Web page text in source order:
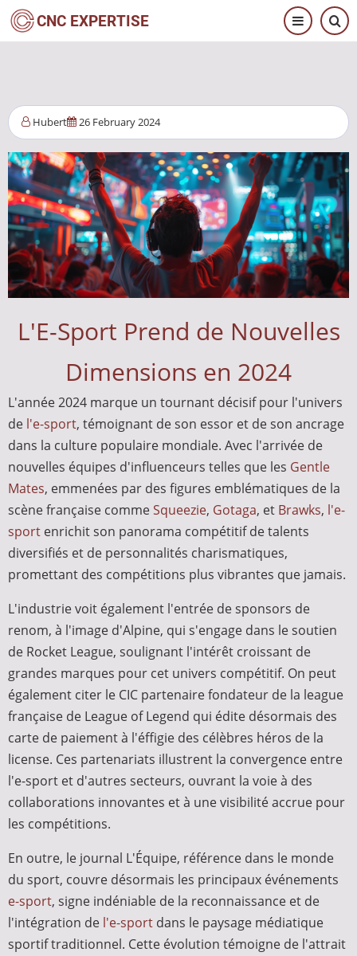
Skip
to
CNC EXPERTISE
Hubert 26 February 2024
L'E-Sport Prend de Nouvelles
Dimensions en 2024
L'année 2024 marque un tournant décisif pour l'univers
de l'e-sport, témoignant de son essor et de son ancrage
dans la culture populaire mondiale. Avec l'arrivée de
nouvelles équipes d'influenceurs telles que les Gentle
Mates, emmenées par des figures emblématiques de la
scène française commeSqueezie, Gotaga, et Brawks, l'e-
sport enrichit son panorama compétitif de talents
diversifiés et de personnalités charismatiques,
promettant des compétitions plus vibrantes que jamais.
L'industrie voit également l'entrée de sponsors de
renom, à l'image d'Alpine, qui s'engage dans le soutien
de Rocket League, soulignant l'intérêt croissant de
grandes marques pour cet univers compétitif. On peut
également citer le CIC partenaire fondateur de la league
française de League of Legend qui édite désormais des
carte de paiement à l'éffigie des célèbres héros de la
license. Ces partenariats illustrent la convergence entre
l'e-sport et d'autres secteurs, ouvrant la voie à des
collaborations innovantes et à une visibilité accrue pour
les compétitions.
En outre, le journal L'Équipe, référence dans le monde
du sport, couvre désormais les principaux événements
e-sport, signe indéniable de la reconnaissance et de
l'intégration de l'e-sport dans le paysage médiatique
sportif traditionnel. Cette évolution témoigne de l'attrait